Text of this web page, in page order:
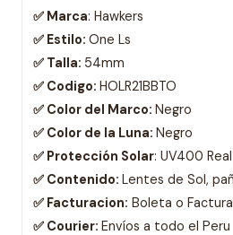
✅ Marca: Hawkers
✅ Estilo: One Ls
✅ Talla: 54mm
✅ Codigo: HOLR21BBTO
✅ Color del Marco: Negro
✅ Color de la Luna: Negro
✅ Protección Solar: UV400 Real
✅ Contenido: Lentes de Sol,
✅ Facturacion: Boleta o Factura
✅ Courier: Envíos a todo el Peru